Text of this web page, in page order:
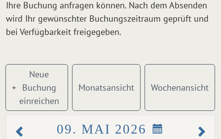
Ihre Buchung anfragen können. Nach dem Absenden
wird Ihr gewünschter Buchungszeitraum geprüft und
bei Verfügbarkeit freigegeben.
Neue
Buchung
einreichen
Monatsansicht Wochenansicht
09. MAI 2026